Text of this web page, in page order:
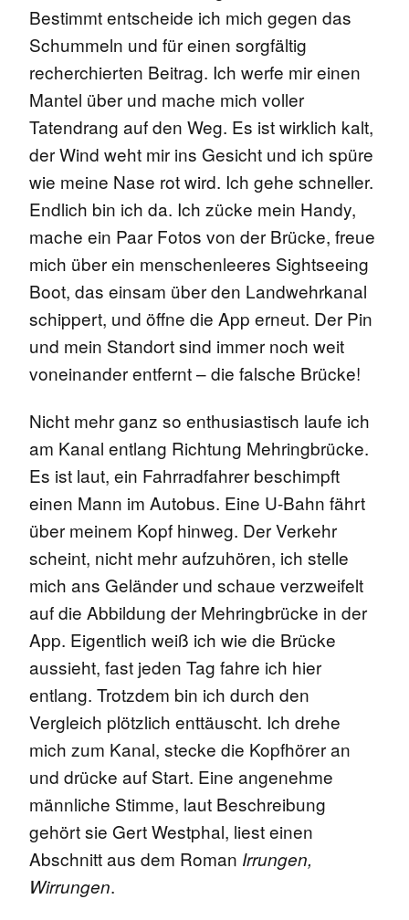
Bestimmt entscheide ich mich gegen das
Schummeln und für einen sorgfältig
recherchierten Beitrag. Ich werfe mir einen
Mantel über und mache mich voller
Tatendrang auf den Weg. Es ist wirklich kalt,
der Wind weht mir ins Gesicht und ich spüre
wie meine Nase rot wird. Ich gehe schneller.
Endlich bin ich da. Ich zücke mein Handy,
mache ein Paar Fotos von der Brücke, freue
mich über ein menschenleeres Sightseeing
Boot, das einsam über den Landwehrkanal
schippert, und öffne die App erneut. Der Pin
und mein Standort sind immer noch weit
voneinander entfernt – die falsche Brücke!
Nicht mehr ganz so enthusiastisch laufe ich
am Kanal entlang Richtung Mehringbrücke.
Es ist laut, ein Fahrradfahrer beschimpft
einen Mann im Autobus. Eine U-Bahn fährt
über meinem Kopf hinweg. Der Verkehr
scheint, nicht mehr aufzuhören, ich stelle
mich ans Geländer und schaue verzweifelt
auf die Abbildung der Mehringbrücke in der
App. Eigentlich weiß ich wie die Brücke
aussieht, fast jeden Tag fahre ich hier
entlang. Trotzdem bin ich durch den
Vergleich plötzlich enttäuscht. Ich drehe
mich zum Kanal, stecke die Kopfhörer an
und drücke auf Start. Eine angenehme
männliche Stimme, laut Beschreibung
gehört sie Gert Westphal, liest einen
Abschnitt aus dem Roman Irrungen,
Wirrungen.